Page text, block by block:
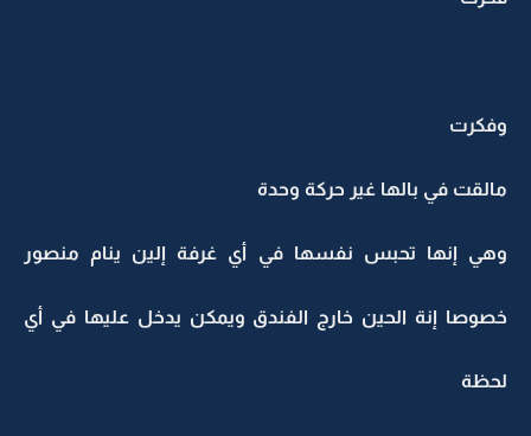
وفكرت
مالقت في بالها غير حركة وحدة
وهي إنها تحبس نفسها في أي غرفة إلين ينام منصور
خصوصا إنة الحين خارج الفندق ويمكن يدخل عليها في أي
لحظة